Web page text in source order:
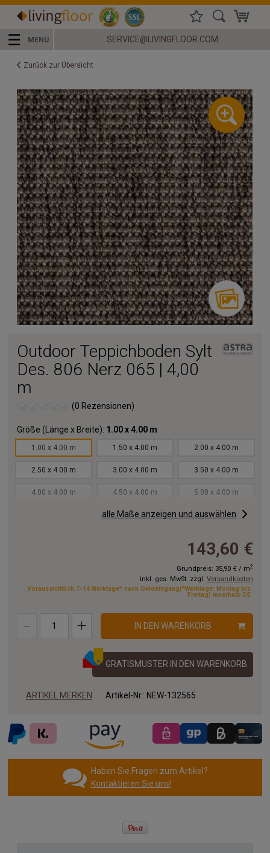
☰ MENU SERVICE@LIVINGFLOOR.COM
Zurück zur Übersicht
Outdoor Teppichboden Sylt
Des. 806 Nerz 065 | 4,00
m
(0 Rezensionen)
Größe (Länge x Breite): 1.00 x 4.00 m
1.00 x 4.00 m 1.50 x 4.00 m 2.00 x 4.00 m
2.50 x 4.00 m 3.00 x 4.00 m 3.50 x 4.00 m
4.00 x 4.00 m 4.50 x 4.00 m 5.00 x 4.00 m
6.00 x 4.00 m 6.50 x 4.00 m
9.50 x 4.00 m
11.00x4.00 m 12.00x4.00 m
16.00x4.00 m 17.00x4.00 m 18.00x4.00 m
alle Maße anzeigen und auswählen
143,60 €
Grundpreis: 35,90 € / m2
inkl. ges. MwSt. zzgl. Versandkosten
Voraussichtlich 7-14 Werktage* nach Geldeingang(*Werktage: Montag bis
Freitag) innerhalb DE
IN DEN WARENKORB
GRATISMUSTER IN DEN WARENKORB
ARTIKEL MERKEN Artikel-Nr.: NEW-132565
Haben Sie Fragen zum Artikel?
Kontaktieren Sie uns!